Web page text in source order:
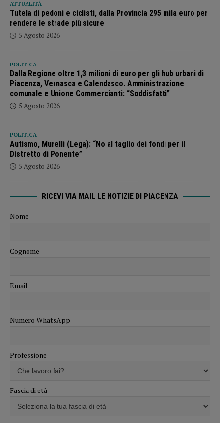
ATTUALITÀ
Tutela di pedoni e ciclisti, dalla Provincia 295 mila euro per
rendere le strade più sicure
5 Agosto 2026
POLITICA
Dalla Regione oltre 1,3 milioni di euro per gli hub urbani di
Piacenza, Vernasca e Calendasco. Amministrazione
comunale e Unione Commercianti: “Soddisfatti”
5 Agosto 2026
POLITICA
Autismo, Murelli (Lega): “No al taglio dei fondi per il
Distretto di Ponente”
5 Agosto 2026
RICEVI VIA MAIL LE NOTIZIE DI PIACENZA
Nome
Cognome
Email
Numero WhatsApp
Professione
Fascia di età